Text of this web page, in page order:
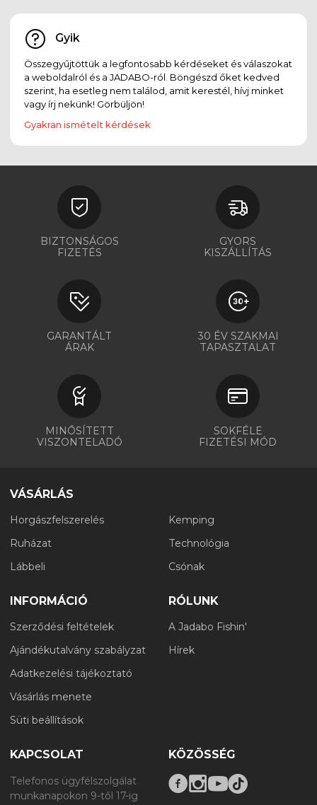
Gyik
Összegyűjtöttük a legfontosabb kérdéseket és válaszokat
a weboldalról és a JADABO-ról. Böngészd őket kedved
szerint, ha esetleg nem találod, amit kerestél, hívj minket
vagy írj nekünk! Görbüljön!
Gyakran ismételt kérdések
BIZTONSÁGOS
FIZETÉS
GYORS
KISZÁLLÍTÁS
GARANTÁLT
ÁRAK
30 ÉV SZAKMAI
TAPASZTALAT
MINŐSÍTETT
VISZONTELADÓ
SOKFÉLE
FIZETÉSI MÓD
VÁSÁRLÁS
Horgászfelszerelés
Ruházat
Lábbeli
Kemping
Technológia
Csónak
INFORMÁCIÓ
Szerződési feltételek
Ajándékutalvány szabályzat
Adatkezelési tájékoztató
Vásárlás menete
Süti beállítások
RÓLUNK
A Jadabo Fishin'
Hírek
KAPCSOLAT
Telefonos ügyfélszolgálat
munkanapokon 9-től 17-ig
KÖZÖSSÉG